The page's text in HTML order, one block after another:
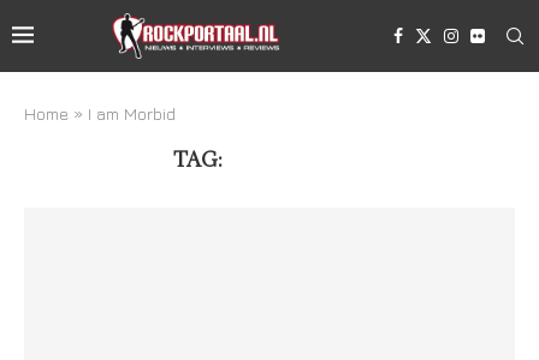
Home » I am Morbid
TAG: